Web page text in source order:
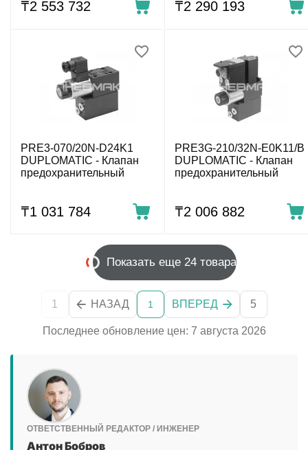
₸2 553 732 ₸2 290 193
PRE3-070/20N-D24K1
DUPLOMATIC - Клапан
предохранительный
₸1 031 784
PRE3G-210/32N-E0K11/B
DUPLOMATIC - Клапан
предохранительный
₸2 006 882
Показать еще 24 товара
1 НАЗАД 1 ВПЕРЕД 5
Последнее обновление цен: 7 августа 2026
ОТВЕТСТВЕННЫЙ РЕДАКТОР / ИНЖЕНЕР
Антон Бобров